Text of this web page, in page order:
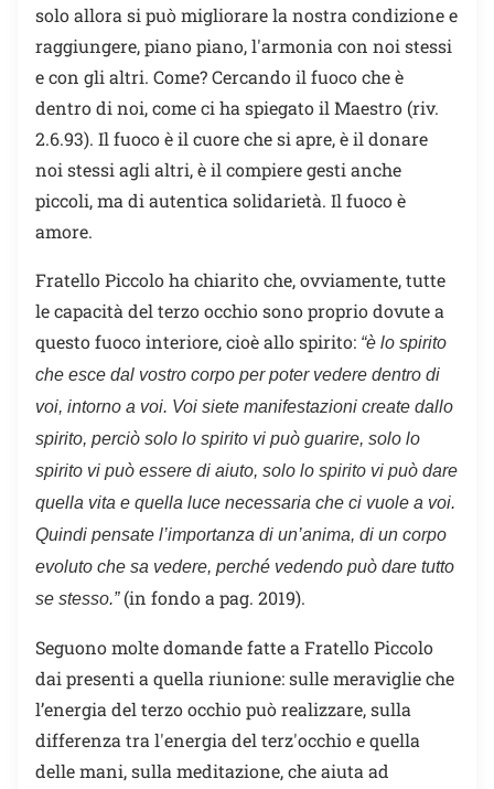
solo allora si può migliorare la nostra condizione e
raggiungere, piano piano, l'armonia con noi stessi
e con gli altri. Come? Cercando il fuoco che è
dentro di noi, come ci ha spiegato il Maestro (riv.
2.6.93). Il fuoco è il cuore che si apre, è il donare
noi stessi agli altri, è il compiere gesti anche
piccoli, ma di autentica solidarietà. Il fuoco è
amore.
Fratello Piccolo ha chiarito che, ovviamente, tutte
le capacità del terzo occhio sono proprio dovute a
questo fuoco interiore, cioè allo spirito: “è lo spirito
che esce dal vostro corpo per poter vedere dentro di
voi, intorno a voi. Voi siete manifestazioni create dallo
spirito, perciò solo lo spirito vi può guarire, solo lo
spirito vi può essere di aiuto, solo lo spirito vi può dare
quella vita e quella luce necessaria che ci vuole a voi.
Quindi pensate l’importanza di un’anima, di un corpo
evoluto che sa vedere, perché vedendo può dare tutto
se stesso.” (in fondo a pag. 2019).
Seguono molte domande fatte a Fratello Piccolo
dai presenti a quella riunione: sulle meraviglie che
l’energia del terzo occhio può realizzare, sulla
differenza tra l'energia del terz'occhio e quella
delle mani, sulla meditazione, che aiuta ad